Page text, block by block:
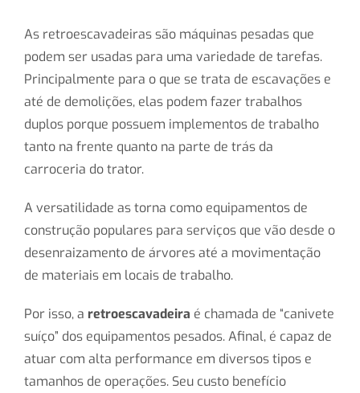
As retroescavadeiras são máquinas pesadas ​​que
podem ser usadas ​​para uma variedade de tarefas.
Principalmente para o que se trata de escavações e
até de demolições, elas podem fazer trabalhos
duplos porque possuem implementos de trabalho
tanto na frente quanto na parte de trás da
carroceria do trator.
A versatilidade as torna como equipamentos de
construção populares para serviços que vão desde o
desenraizamento de árvores até a movimentação
de materiais em locais de trabalho.
Por isso, a retroescavadeira é chamada de “canivete
suíço” dos equipamentos pesados. Afinal, é capaz de
atuar com alta performance em diversos tipos e
tamanhos de operações. Seu custo benefício